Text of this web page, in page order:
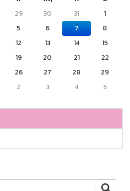
29 30 31
1
5 6 7
8
12 13 14
15
19 20 21
22
26 27 28
29
2 3 4 5